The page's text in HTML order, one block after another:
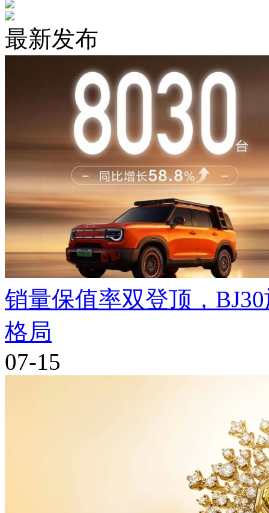
最新发布
销量保值率双登顶，
格局
07-15